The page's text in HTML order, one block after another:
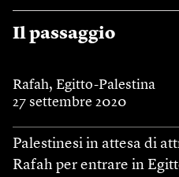
Il passaggio
Rafah, Egitto-Palestina
27 settembre 2020
Palestinesi in attesa di
Rafah per entrare in